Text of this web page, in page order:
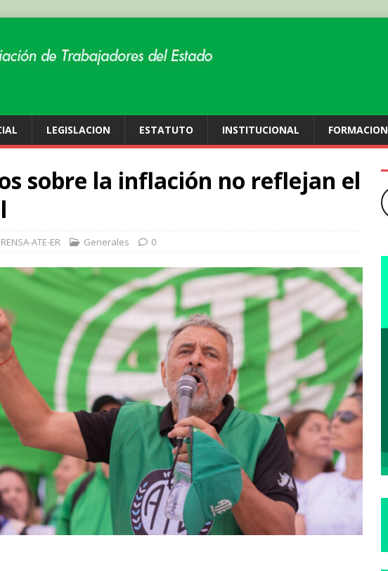
LEGISLACION ESTATUTO INSTITUCIONAL FORMACION
sobre la inflación no reflejan el
ATE-ER Generales 0